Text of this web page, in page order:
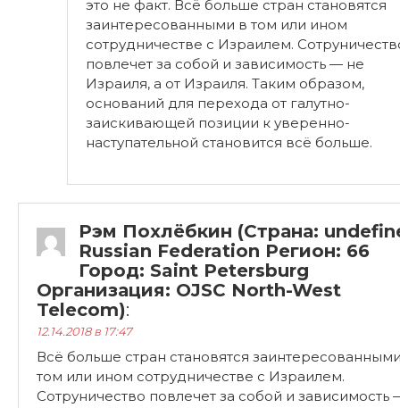
оснований для перехода от галутно-
заискивающей позиции к уверенно-
наступательной становится всё больше.
Рэм Похлёбкин (Страна:
Город: Saint Petersburg
Организация: OJSC North-West
Telecom):
12.14.2018 в 17:47
Всё больше стран становятся
том или ином сотрудничестве с Израилем.
Сотруничество повлечет за собой и зависимость
не Израиля, а от Израиля.
—
Не факт. Действия нынешнего правительства,
которое правое только по названию, а действует,